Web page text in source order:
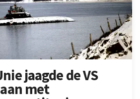
jaagde de VS
met